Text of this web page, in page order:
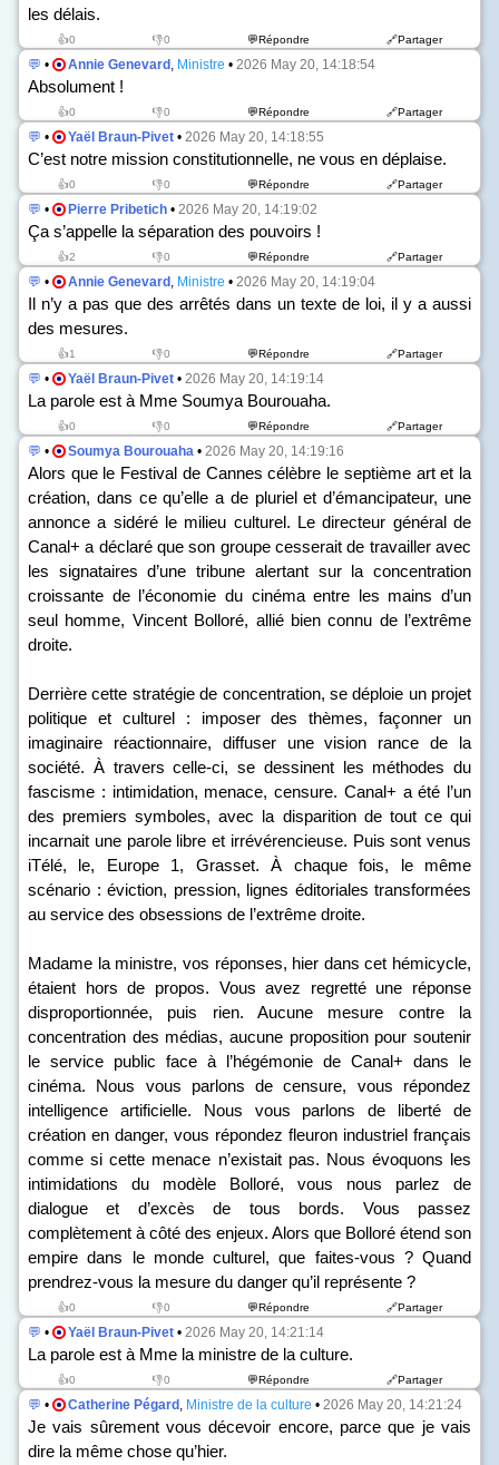
les délais.
👍0 👎0 💬Répondre 🔗Partager
💬 • Annie Genevard , Ministre • 2026 May 20, 14:18:54
Absolument !
👍0 👎0 💬Répondre 🔗Partager
💬 • Yaël Braun-Pivet • 2026 May 20, 14:18:55
C’est notre mission constitutionnelle, ne vous en déplaise.
👍0 👎0 💬Répondre 🔗Partager
💬 • Pierre Pribetich • 2026 May 20, 14:19:02
Ça s’appelle la séparation des pouvoirs !
👍2 👎0 💬Répondre 🔗Partager
💬 • Annie Genevard , Ministre • 2026 May 20, 14:19:04
Il n’y a pas que des arrêtés dans un texte de loi, il y a aussi
des mesures.
👍1 👎0 💬Répondre 🔗Partager
💬 • Yaël Braun-Pivet • 2026 May 20, 14:19:14
La parole est à Mme Soumya Bourouaha.
👍0 👎0 💬Répondre 🔗Partager
💬 • Soumya Bourouaha • 2026 May 20, 14:19:16
Alors que le Festival de Cannes célèbre le septième art et la
création, dans ce qu’elle a de pluriel et d’émancipateur, une
annonce a sidéré le milieu culturel. Le directeur général de
Canal+ a déclaré que son groupe cesserait de travailler avec
les signataires d’une tribune alertant sur la concentration
croissante de l’économie du cinéma entre les mains d’un
seul homme, Vincent Bolloré, allié bien connu de l’extrême
droite.
Derrière cette stratégie de concentration, se déploie un projet
politique et culturel : imposer des thèmes, façonner un
imaginaire réactionnaire, diffuser une vision rance de la
société. À travers celle-ci, se dessinent les méthodes du
fascisme : intimidation, menace, censure. Canal+ a été l’un
des premiers symboles, avec la disparition de tout ce qui
incarnait une parole libre et irrévérencieuse. Puis sont venus
iTélé, le, Europe 1, Grasset. À chaque fois, le même
scénario : éviction, pression, lignes éditoriales transformées
au service des obsessions de l’extrême droite.
Madame la ministre, vos réponses, hier dans cet hémicycle,
étaient hors de propos. Vous avez regretté une réponse
disproportionnée, puis rien. Aucune mesure contre la
concentration des médias, aucune proposition pour soutenir
le service public face à l’hégémonie de Canal+ dans le
cinéma. Nous vous parlons de censure, vous répondez
intelligence artificielle. Nous vous parlons de liberté de
création en danger, vous répondez fleuron industriel français
comme si cette menace n’existait pas. Nous évoquons les
intimidations du modèle Bolloré, vous nous parlez de
dialogue et d’excès de tous bords. Vous passez
complètement à côté des enjeux. Alors que Bolloré étend son
empire dans le monde culturel, que faites-vous ? Quand
prendrez-vous la mesure du danger qu’il représente ?
👍0 👎0 💬Répondre 🔗Partager
💬 • Yaël Braun-Pivet • 2026 May 20, 14:21:14
La parole est à Mme la ministre de la culture.
👍0 👎0 💬Répondre 🔗Partager
💬 • Catherine Pégard , Ministre de la culture • 2026 May 20, 14:21:24
Je vais sûrement vous décevoir encore, parce que je vais
dire la même chose qu’hier.